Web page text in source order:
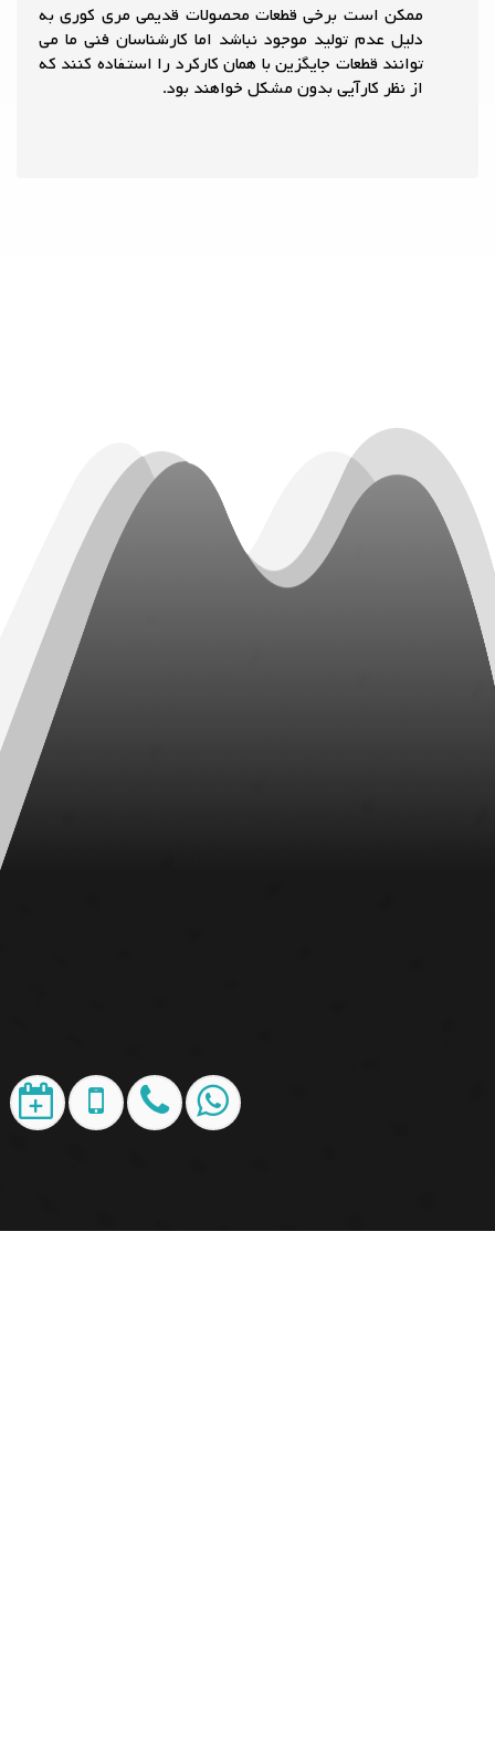
ممکن است برخی قطعات محصولات قدیمی مری کوری به
دلیل عدم تولید موجود نباشد اما کارشناسان فنی ما می
توانند قطعات جایگزین با همان کارکرد را استفاده کنند که
از نظر کارآیی بدون مشکل خواهند بود.
24تعمیر ارائه دهنده خدمات نصب و تعمیرات